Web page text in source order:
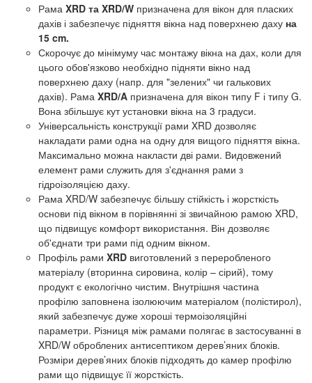
Рама XRD та XRD/W призначена для вікон для пласких
дахів і забезпечує підняття вікна над поверхнею даху на
15 cm.
Скорочує до мінімуму час монтажу вікна на дах, коли для
цього обов'язково необхідно підняти вікно над
поверхнею даху (напр. для "зелених" чи галькових
дахів). Рама XRD/A призначена для вікон типу F і типу G.
Вона збільшує кут установки вікна на 3 градуси.
Універсальність конструкції рами XRD дозволяє
накладати рами одна на одну для вищого підняття вікна.
Максимально можна накласти дві рами. Видовжений
елемент рами служить для з'єднання рами з
гідроізоляцією даху.
Рама XRD/W забезпечує більшу стійкість і жорсткість
основи під вікном в порівнянні зі звичайною рамою XRD,
що підвищує комфорт використання. Він дозволяє
об'єднати три рами під одним вікном.
Профіль рами XRD виготовлений з переробленого
матеріалу (вторинна сировина, колір – сірий), тому
продукт є екологічно чистим. Внутрішня частина
профілю заповнена ізолюючим матеріалом (полістирол),
який забезпечує дуже хороші термоізоляційні
параметри. Різниця між рамами полягає в застосуванні в
XRD/W оброблених антисептиком дерев’яних блоків.
Розміри дерев’яних блоків підходять до камер профілю
рами що підвищує її жорсткість.